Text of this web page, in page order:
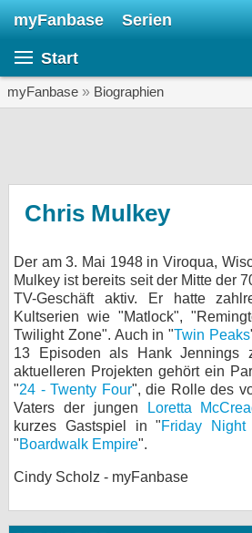
myFanbase Serien
Start
myFanbase » Biographien
Chris Mulkey
Der am 3. Mai 1948 in Viroqua,
Mulkey ist bereits seit der Mitte der
TV-Geschäft aktiv. Er hatte
Kultserien wie "Matlock",
Twilight Zone". Auch in "Twin Peaks
13 Episoden als Hank Jennings
aktuelleren Projekten gehört ein
"24 - Twenty Four", die Rolle des
Vaters der jungen
Loretta
kurzes Gastspiel in "Friday Night
"Boardwalk Empire".
Cindy Scholz - myFanbase
KULTUR
Specials
SERVICE
Forum
bei X
bei